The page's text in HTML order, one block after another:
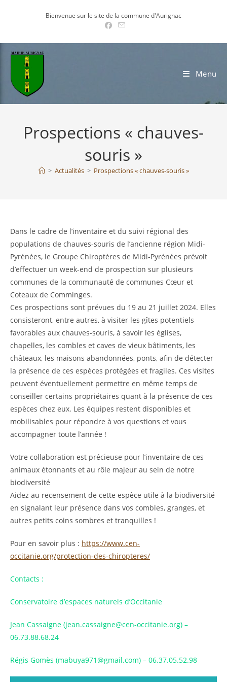
Bienvenue sur le site de la commune d'Aurignac
Menu
Prospections « chauves-
souris »
> Actualités > Prospections « chauves-souris »
Dans le cadre de l’inventaire et du suivi régional des
populations de chauves-souris de l’ancienne région Midi-
Pyrénées, le Groupe Chiroptères de Midi-Pyrénées prévoit
d’effectuer un week-end de prospection sur plusieurs
communes de la communauté de communes Cœur et
Coteaux de Comminges.
Ces prospections sont prévues du 19 au 21 juillet 2024. Elles
consisteront, entre autres, à visiter les gîtes potentiels
favorables aux chauves-souris, à savoir les églises,
chapelles, les combles et caves de vieux bâtiments, les
châteaux, les maisons abandonnées, ponts, afin de détecter
la présence de ces espèces protégées et fragiles. Ces visites
peuvent éventuellement permettre en même temps de
conseiller certains propriétaires quant à la présence de ces
espèces chez eux. Les équipes restent disponibles et
mobilisables pour répondre à vos questions et vous
accompagner toute l’année !
Votre collaboration est précieuse pour l’inventaire de ces
animaux étonnants et au rôle majeur au sein de notre
biodiversité
Aidez au recensement de cette espèce utile à la biodiversité
en signalant leur présence dans vos combles, granges, et
autres petits coins sombres et tranquilles !
Pour en savoir plus : https://www.cen-
occitanie.org/protection-des-chiropteres/
Contacts :
Conservatoire d’espaces naturels d’Occitanie
Jean Cassaigne (jean.cassaigne@cen-occitanie.org) –
06.73.88.68.24
Régis Gomès (mabuya971@gmail.com) – 06.37.05.52.98